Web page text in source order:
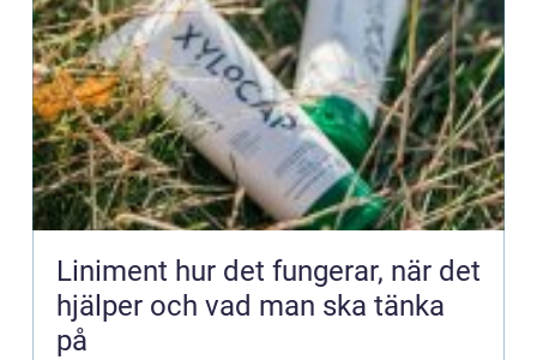
Liniment hur det fungerar, när det
hjälper och vad man ska tänka
på